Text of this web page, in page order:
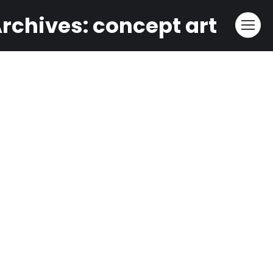
concept art